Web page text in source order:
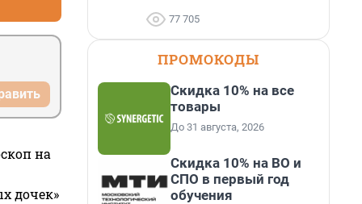
на
дочек»
77 705
ПРОМОКОДЫ
Скидка 10% на все
товары
До 31 августа, 2026
Скидка 10% на ВО и
СПО в первый год
обучения